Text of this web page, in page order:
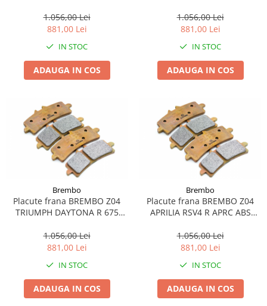
1.056,00 Lei
881,00 Lei
IN STOC
ADAUGA IN COS
1.056,00 Lei
881,00 Lei
IN STOC
ADAUGA IN COS
Brembo
Placute frana BREMBO Z04
TRIUMPH DAYTONA R 675
1.056,00 Lei
881,00 Lei
IN STOC
ADAUGA IN COS
Brembo
Placute frana BREMBO Z04
APRILIA RSV4 R APRC ABS
1.056,00 Lei
881,00 Lei
IN STOC
ADAUGA IN COS